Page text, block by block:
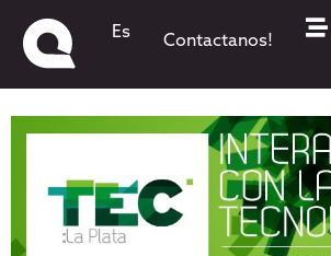
Es Contactanos!
QKStudio
La Plata 2012